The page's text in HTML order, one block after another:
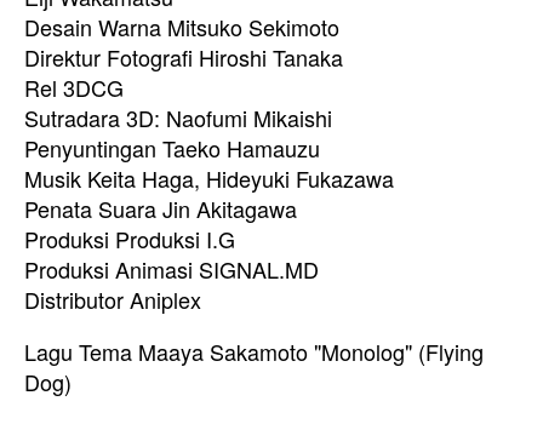
Desain Warna Mitsuko Sekimoto
Direktur Fotografi Hiroshi Tanaka
Rel 3DCG
Sutradara 3D: Naofumi Mikaishi
Penyuntingan Taeko Hamauzu
Musik Keita Haga, Hideyuki Fukazawa
Penata Suara Jin Akitagawa
Produksi Produksi I.G
Produksi Animasi SIGNAL.MD
Distributor Aniplex
Lagu Tema Maaya Sakamoto "Monolog" (Flying
Dog)